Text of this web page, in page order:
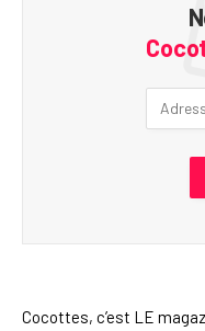
Cocottes, c’est LE